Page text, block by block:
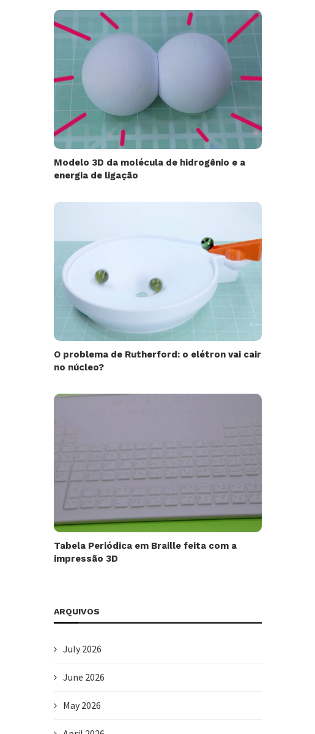
Modelo 3D da molécula de hidrogênio e a
energia de ligação
O problema de Rutherford: o elétron vai cair
no núcleo?
Tabela Periódica em Braille feita com a
impressão 3D
ARQUIVOS
July 2026
June 2026
May 2026